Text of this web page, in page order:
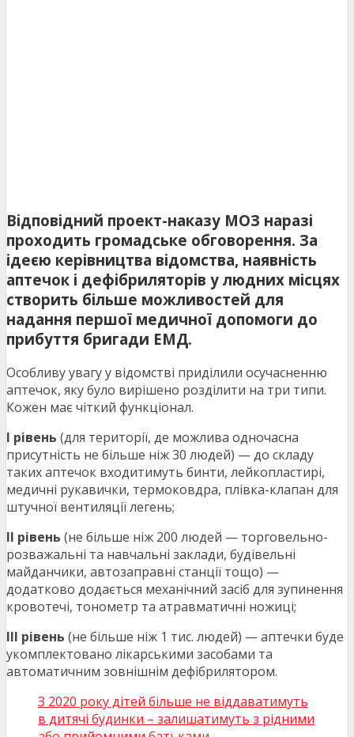
Відповідний проект-наказу МОЗ наразі
проходить громадське обговорення. За
ідеєю керівництва відомства, наявність
аптечок і дефібриляторів у людних місцях
створить більше можливостей для
надання першої медичної допомоги до
прибуття бригади ЕМД.
Особливу увагу у відомстві приділили осучасненню
аптечок, яку було вирішено розділити на три типи.
Кожен має чіткий функціонал.
І рівень (для території, де можлива одночасна
присутність не більше ніж 30 людей) — до складу
таких аптечок входитимуть бинти, лейкопластирі,
медичні рукавички, термоковдра, плівка-клапан для
штучної вентиляції легень;
ІІ рівень (не більше ніж 200 людей — торговельно-
розважальні та навчальні заклади, будівельні
майданчики, автозаправні станції тощо) —
додатково додається механічний засіб для зупинення
кровотечі, тонометр та атравматичні ножиці;
ІІІ рівень (не більше ніж 1 тис. людей) — аптечки буде
укомплектовано лікарськими засобами та
автоматичним зовнішнім дефібрилятором.
З 2020 року дітей більше не віддаватимуть
в дитячі будинки – залишатимуть з рідними